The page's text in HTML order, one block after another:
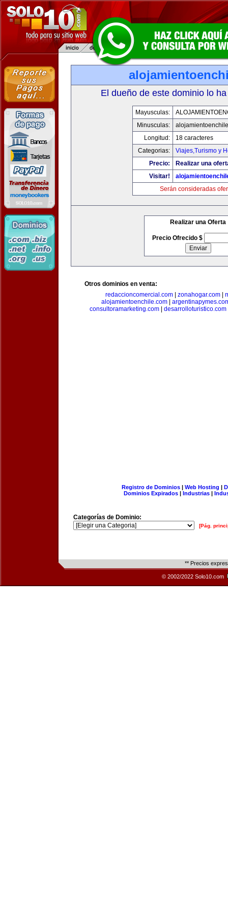
El dueño de este dominio lo
Mayusculas:
Minusculas:
Longitud:
18 caracteres
Categorias:
Viajes,Turismo y
Precio:
Realizar una
Visitar!
Serán consideradas
Realizar una Oferta
Precio Ofrecido $
Otros dominios en venta:
redaccioncomercial.com
zonahogar.com
alojamientoenchile.com
consultoramarketing.com
desarrolloturistico.com
Registro de Dominios| Web Hosting |
Dominios Expirados | Industrias |
Categorías de Dominio:
[Pág.
** Precios
© 2002/2022 Solo10.com